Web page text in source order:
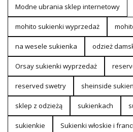
Modne ubrania sklep internetowy
mohito sukienki wyprzedaż
na wesele sukienka odzież
Orsay sukienki wyprzedaż
reserved swetry sheinside
sklep z odzieżą sukienkach
sukienkie Sukienki włoskie i